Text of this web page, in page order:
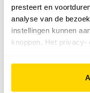
presteert en
analyse van de
instellingen kunnen
knoppen. Het privacy-
Geef ons
Vertel ons
Tip de
Bekijk hier